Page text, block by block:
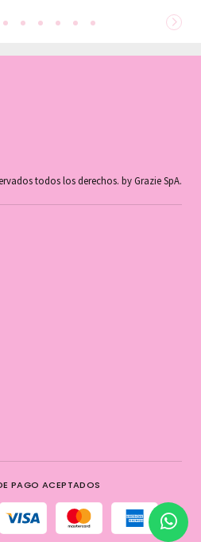
todos los derechos. by Grazie SpA.
PAGO ACEPTADOS